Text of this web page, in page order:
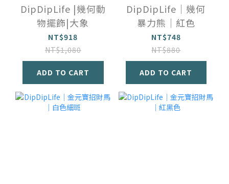
DipDipLife |幾何動
物擺飾|大象
NT$918
NT$1,080
ADD TO CART
DipDipLife｜幾何
暴力熊｜紅色
NT$748
NT$880
ADD TO CART